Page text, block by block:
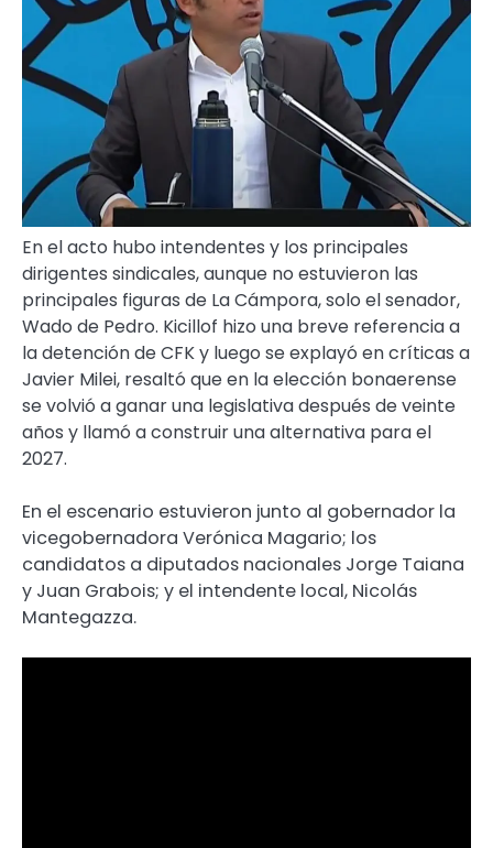
En el acto hubo intendentes y los principales
dirigentes sindicales, aunque no estuvieron las
principales figuras de La Cámpora, solo el senador,
Wado de Pedro. Kicillof hizo una breve referencia a
la detención de CFK y luego se explayó en críticas a
Javier Milei, resaltó que en la elección bonaerense
se volvió a ganar una legislativa después de veinte
años y llamó a construir una alternativa para el
2027.
En el escenario estuvieron junto al gobernador la
vicegobernadora Verónica Magario; los
candidatos a diputados nacionales Jorge Taiana
y Juan Grabois; y el intendente local, Nicolás
Mantegazza.